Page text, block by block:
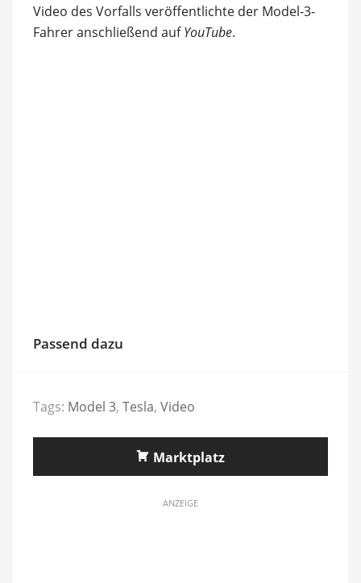
Video des Vorfalls veröffentlichte der Model-3-
Fahrer anschließend aufYouTube.
Passend dazu
Tags: Model 3, Tesla, Video
Marktplatz
ANZEIGE